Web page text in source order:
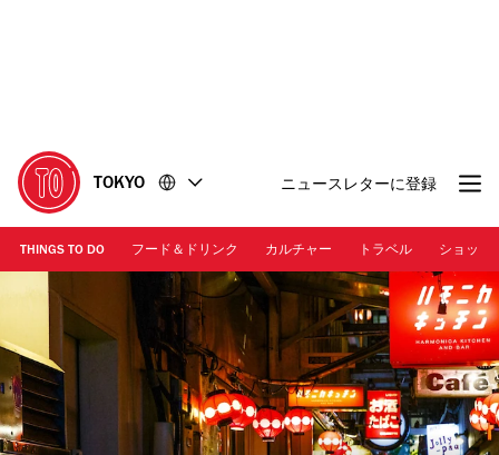
に
移
動
移
動
TOKYO ニュースレターに登録
THINGS TO DO フード＆ドリンク カルチャー トラベル ショッピ